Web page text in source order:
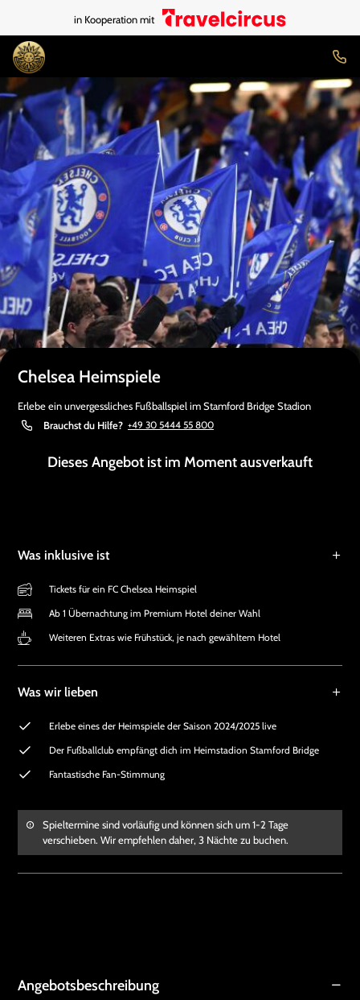
in Kooperation mit
Chelsea Heimspiele
Erlebe ein unvergessliches Fußballspiel im Stamford Bridge Stadion
Brauchst du Hilfe? +49 30 5444 55 800
Dieses Angebot ist im Moment ausverkauft
Was inklusive ist
Tickets für ein FC Chelsea Heimspiel
Ab 1 Übernachtung im Premium Hotel deiner Wahl
Weiteren Extras wie Frühstück, je nach gewähltem Hotel
Was wir lieben
Erlebe eines der Heimspiele der Saison 2024/2025 live
Der Fußballclub empfängt dich im Heimstadion Stamford Bridge
Fantastische Fan-Stimmung
Spieltermine sind vorläufig und können sich um 1-2 Tage
verschieben. Wir empfehlen daher, 3 Nächte zu buchen.
Angebotsbeschreibung